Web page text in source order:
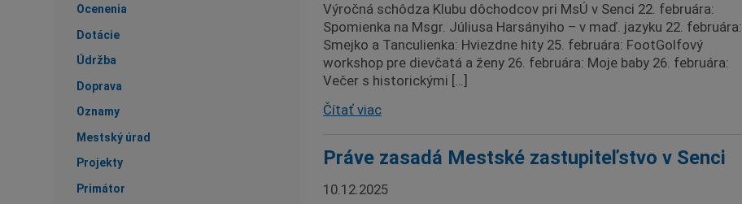
Ocenenia
Dotácie
Údržba
Doprava
Oznamy
Mestský úrad
Projekty
Primátor
Výročná schôdza Klubu dôchodcov pri MsÚ v Senci 22. februára:
Spomienka na Msgr. Júliusa Harsányiho – v maď. jazyku 22. februára:
Smejko a Tanculienka: Hviezdne hity 25. februára: FootGolfový
workshop pre dievčatá a ženy 26. februára: Moje baby 26. februára:
Večer s historickými […]
Čítať viac
Práve zasadá Mestské zastupiteľstvo v Senci
10.12.2025